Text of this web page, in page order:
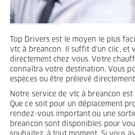
Top Drivers est le moyen le plus
vtc à breancon. Il suffit d'un clic, et
directement chez vous. Votre
connaîtra votre destination. Vous
espèces ou être prélevé
Notre service de vtc à breancon
Que ce soit pour un déplacement
rendez-vous important ou une
breancon sont disponibles pour